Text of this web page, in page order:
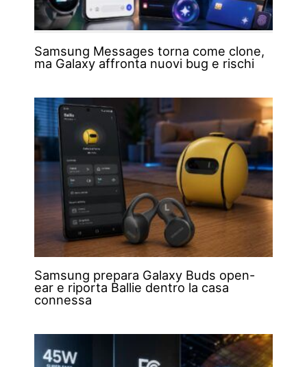
Samsung Messages torna come clone,
ma Galaxy affronta nuovi bug e rischi
Samsung prepara Galaxy Buds open-
ear e riporta Ballie dentro la casa
connessa